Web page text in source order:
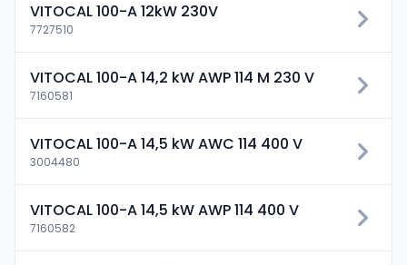
VITOCAL 100-A 12kW 230V
7727510
VITOCAL 100-A 14,2 kW AWP 114 M 230 V
7160581
VITOCAL 100-A 14,5 kW AWC 114 400 V
3004480
VITOCAL 100-A 14,5 kW AWP 114 400 V
7160582